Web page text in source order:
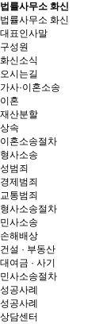
법률사무소 화신
법률사무소 화신
대표인사말
구성원
화신소식
오시는길
가사·이혼소송
이혼
재산분할
상속
이혼소송절차
형사소송
성범죄
경제범죄
교통범죄
형사소송절차
민사소송
손해배상
건설 · 부동산
대여금 · 사기
민사소송절차
성공사례
성공사례
상담센터